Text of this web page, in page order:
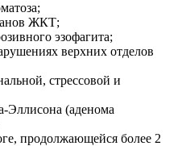
ЖКТ;
эзофагита;
верхних отделов
стрессовой и
Эллисона (аденома
продолжающейся более 2